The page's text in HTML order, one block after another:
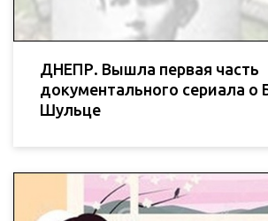
ДНЕПР. Вышла первая часть
документального сериала о
Шульце